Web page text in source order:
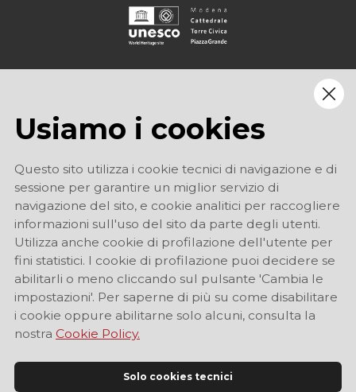
Usiamo i cookies
Questo sito utilizza i cookie tecnici di navigazione e di
sessione per garantire un miglior servizio di
navigazione del sito, e cookie analitici per raccogliere
informazioni sull'uso del sito da parte degli utenti.
Utilizza anche cookie di profilazione dell'utente per
fini statistici. I cookie di profilazione puoi decidere se
abilitarli o meno cliccando sul pulsante 'Cambia le
impostazioni'. Per saperne di più su come disabilitare
i cookie oppure abilitarne solo alcuni, consulta la
nostra Cookie Policy.
Solo cookies tecnici